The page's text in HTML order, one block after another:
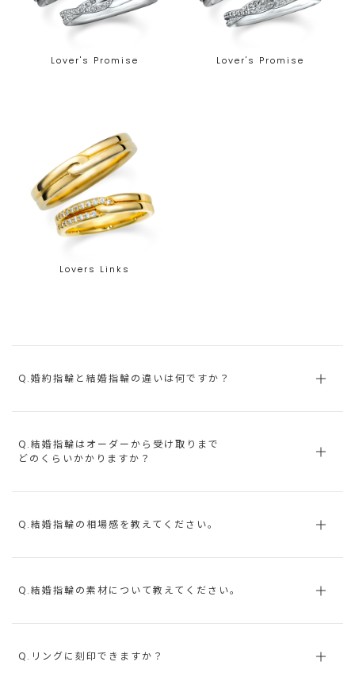
Lover's Promise Lover's Promise
Lovers Links
Q.婚約指輪と結婚指輪の違いは何ですか？
Q.結婚指輪はオーダーから受け取りまで
どのくらいかかりますか？
Q.結婚指輪の相場感を教えてください。
Q.結婚指輪の素材について教えてください。
Q.リングに刻印できますか？